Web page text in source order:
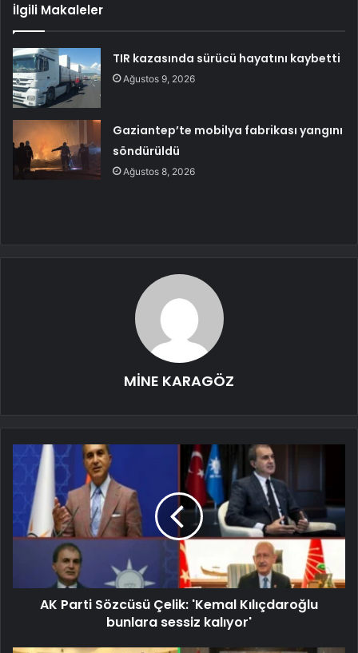
İlgili Makaleler
TIR kazasında sürücü hayatını kaybetti
Ağustos 9, 2026
Gaziantep’te mobilya fabrikası yangını
söndürüldü
Ağustos 8, 2026
MİNE KARAGÖZ
AK Parti Sözcüsü Çelik: 'Kemal Kılıçdaroğlu
bunlara sessiz kalıyor'